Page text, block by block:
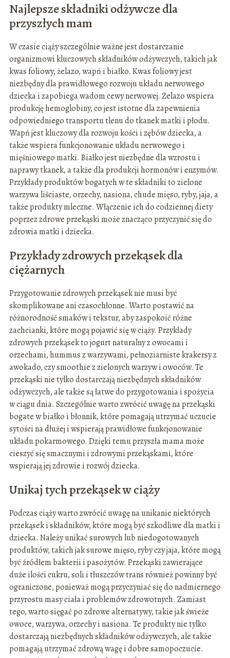
Najlepsze składniki odżywcze dla
przyszłych mam
W czasie ciąży szczególnie ważne jest dostarczanie
organizmowi kluczowych składników odżywczych, takich jak
kwas foliowy, żelazo, wapń i białko. Kwas foliowy jest
niezbędny dla prawidłowego rozwoju układu nerwowego
dziecka i zapobiega wadom cewy nerwowej. Żelazo wspiera
produkcję hemoglobiny, co jest istotne dla zapewnienia
odpowiedniego transportu tlenu do tkanek matki i płodu.
Wapń jest kluczowy dla rozwoju kości i zębów dziecka, a
także wspiera funkcjonowanie układu nerwowego i
mięśniowego matki. Białko jest niezbędne dla wzrostu i
naprawy tkanek, a także dla produkcji hormonów i enzymów.
Przykłady produktów bogatych w te składniki to zielone
warzywa liściaste, orzechy, nasiona, chude mięso, ryby, jaja, a
także produkty mleczne. Włączenie ich do codziennej diety
poprzez zdrowe przekąski może znacząco przyczynić się do
zdrowia matki i dziecka.
Przykłady zdrowych przekąsek dla
ciężarnych
Przygotowanie zdrowych przekąsek nie musi być
skomplikowane ani czasochłonne. Warto postawić na
różnorodność smaków i tekstur, aby zaspokoić różne
zachcianki, które mogą pojawić się w ciąży. Przykłady
zdrowych przekąsek to jogurt naturalny z owocami i
orzechami, hummus z warzywami, pełnoziarniste krakersy z
awokado, czy smoothie z zielonych warzyw i owoców. Te
przekąski nie tylko dostarczają niezbędnych składników
odżywczych, ale także są łatwe do przygotowania i spożycia
w ciągu dnia. Szczególnie warto zwrócić uwagę na przekąski
bogate w białko i błonnik, które pomagają utrzymać uczucie
sytości na dłużej i wspierają prawidłowe funkcjonowanie
układu pokarmowego. Dzięki temu przyszła mama może
cieszyć się smacznymi i zdrowymi przekąskami, które
wspierają jej zdrowie i rozwój dziecka.
Unikaj tych przekąsek w ciąży
Podczas ciąży warto zwrócić uwagę na unikanie niektórych
przekąsek i składników, które mogą być szkodliwe dla matki i
dziecka. Należy unikać surowych lub niedogotowanych
produktów, takich jak surowe mięso, ryby czy jaja, które mogą
być źródłem bakterii i pasożytów. Przekąski zawierające
duże ilości cukru, soli i tłuszczów trans również powinny być
ograniczone, ponieważ mogą przyczyniać się do nadmiernego
przyrostu masy ciała i problemów zdrowotnych. Zamiast
tego, warto sięgać po zdrowe alternatywy, takie jak świeże
owoce, warzywa, orzechy i nasiona. Te produkty nie tylko
dostarczają niezbędnych składników odżywczych, ale także
pomagają utrzymać zdrową wagę i dobre samopoczucie.